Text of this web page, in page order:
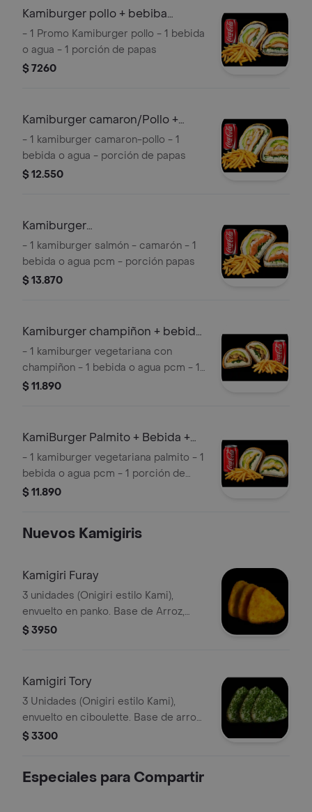
Kamiburger pollo + bebiba
+papas
- 1 Promo Kamiburger pollo - 1 bebida
o agua - 1 porción de papas
$ 7260
Kamiburger camaron/Pollo +
Bebida + papa
- 1 kamiburger camaron-pollo - 1
bebida o agua - porción de papas
$ 12.550
Kamiburger
camarón/Salmón+bebida+papas
- 1 kamiburger salmón - camarón - 1
bebida o agua pcm - porción papas
$ 13.870
Kamiburger champiñon + bebida
+ papas
- 1 kamiburger vegetariana con
champiñon - 1 bebida o agua pcm - 1
porción de papas
$ 11.890
KamiBurger Palmito + Bebida +
Papas
- 1 kamiburger vegetariana palmito - 1
bebida o agua pcm - 1 porción de
papas
$ 11.890
Nuevos Kamigiris
Kamigiri Furay
3 unidades (Onigiri estilo Kami),
envuelto en panko. Base de Arroz,
relleno de queso crema y pollo (sin
$ 3950
Kamigiri Tory
3 Unidades (Onigiri estilo Kami),
envuelto en ciboulette. Base de arroz,
relleno de queso crema y pollo (sin
$ 3300
Especiales para Compartir